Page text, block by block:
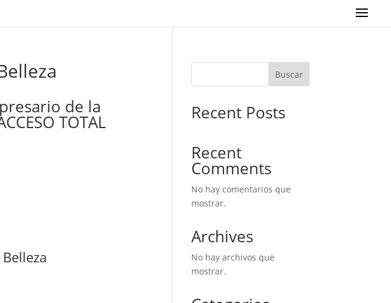
de la
TOTAL
Buscar
Recent Posts
Recent
Comments
No hay comentarios que
mostrar.
Archives
No hay archivos que
mostrar.